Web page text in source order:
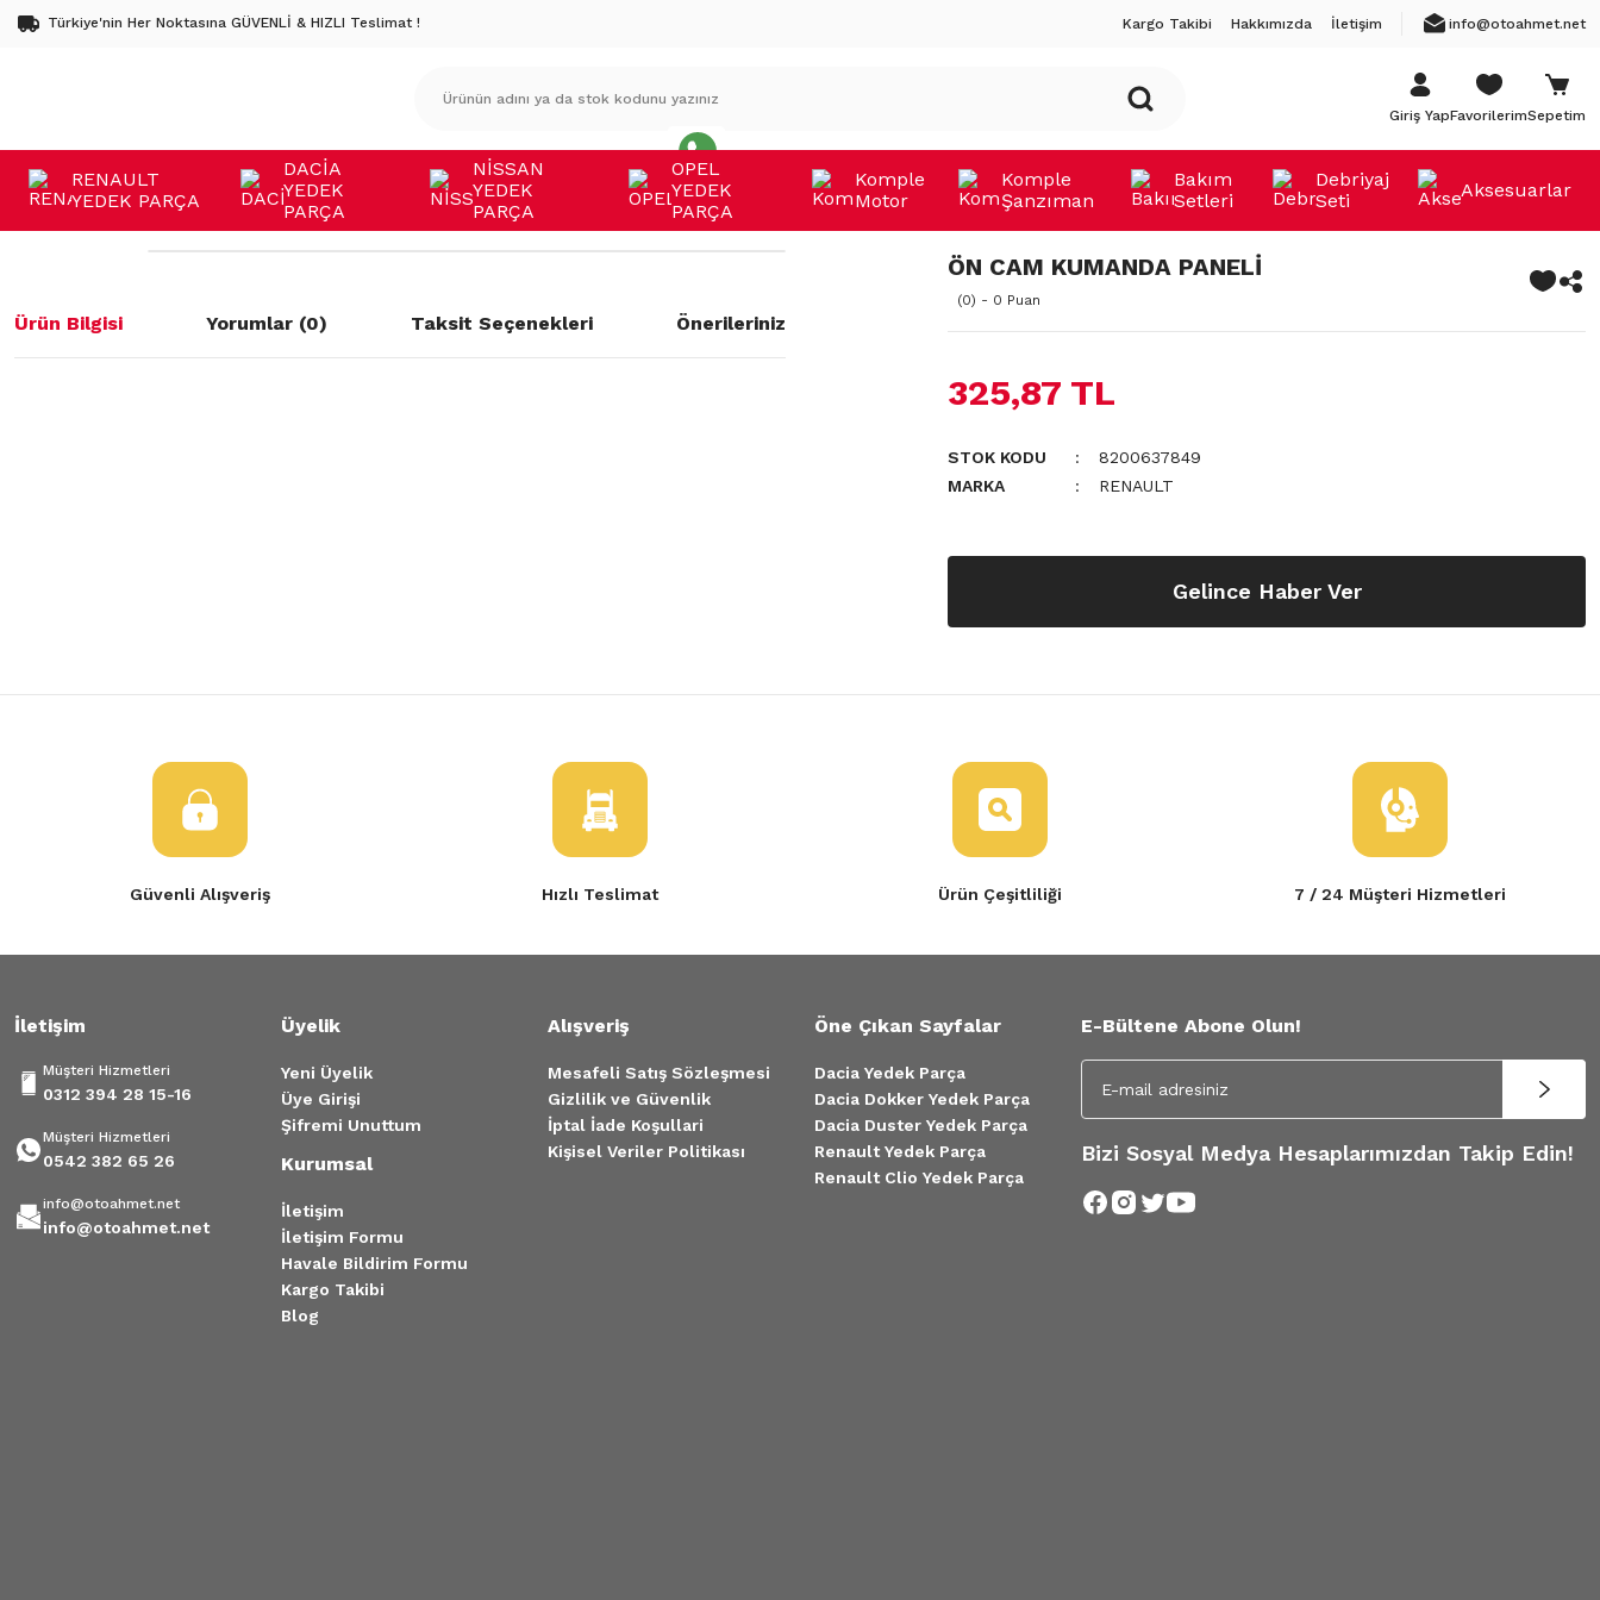
Türkiye'nin Her Noktasına GÜVENLİ & HIZLI Teslimat ! Kargo Takibi Hakkımızda İletişim info@otoahmet.net
Giriş YapFavorilerimSepetim
RENAULT
YEDEK PARÇA
DACİA
YEDEK
PARÇA
NİSSAN
YEDEK
PARÇA
OPEL
YEDEK
PARÇA
Komple
Motor
Komple
Şanzıman
Bakım
Setleri
Debriyaj
Seti
Aksesuarlar
Ürün Bilgisi Yorumlar (0) Taksit Seçenekleri Önerileriniz
ÖN CAM KUMANDA PANELİ
(0) - 0 Puan
325,87 TL
STOK KODU
8200637849
MARKA
RENAULT
Gelince Haber Ver
Güvenli Alışveriş Hızlı Teslimat Ürün Çeşitliliği 7 / 24 Müşteri Hizmetleri
İletişim
Müşteri Hizmetleri
0312 394 28 15-16
Müşteri Hizmetleri
0542 382 65 26
info@otoahmet.net
info@otoahmet.net
Üyelik
Yeni Üyelik
Üye Girişi
Şifremi Unuttum
Kurumsal
İletişim
İletişim Formu
Havale Bildirim Formu
Kargo Takibi
Blog
Alışveriş
Mesafeli Satış Sözleşmesi
Gizlilik ve Güvenlik
İptal İade Koşullari
Kişisel Veriler Politikası
Öne Çıkan Sayfalar
Dacia Yedek Parça
Dacia Dokker Yedek Parça
Dacia Duster Yedek Parça
Renault Yedek Parça
Renault Clio Yedek Parça
E-Bültene Abone Olun!
Bizi Sosyal Medya Hesaplarımızdan Takip Edin!